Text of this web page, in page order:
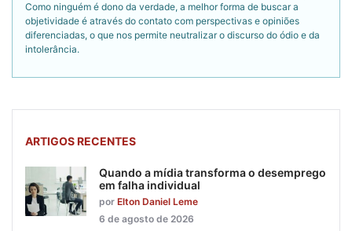
Como ninguém é dono da verdade, a melhor forma de buscar a
objetividade é através do contato com perspectivas e opiniões
diferenciadas, o que nos permite neutralizar o discurso do ódio e da
intolerância.
ARTIGOS RECENTES
Quando a mídia transforma o desemprego
em falha individual
por Elton Daniel Leme
6 de agosto de 2026